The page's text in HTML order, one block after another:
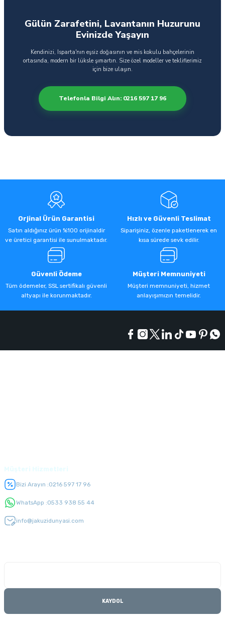
Gülün Zarafetini, Lavantanın Huzurunu
Evinizde Yaşayın
Kendinizi, Isparta'nın eşsiz doğasının ve mis kokulu bahçelerinin
ortasında, modern bir lüksle şımartın. Size özel modeller ve tekliflerimiz
için bize ulaşın.
Telefonla Bilgi Alın: 0216 597 17 96
Orjinal Ürün Garantisi
Satın aldığınız ürün %100 orijinaldir
ve üretici garantisi ile sunulmaktadır.
Hızlı ve Güvenli Teslimat
Siparişiniz, özenle paketlenerek en
kısa sürede sevk edilir.
Güvenli Ödeme
Tüm ödemeler, SSL sertifikalı güvenli
altyapı ile korunmaktadır.
Müşteri Memnuniyeti
Müşteri memnuniyeti, hizmet
anlayışımızın temelidir.
Bizi Arayın :0216 597 17 96
WhatsApp :0533 938 55 44
info@jakuzidunyasi.com
KAYDOL